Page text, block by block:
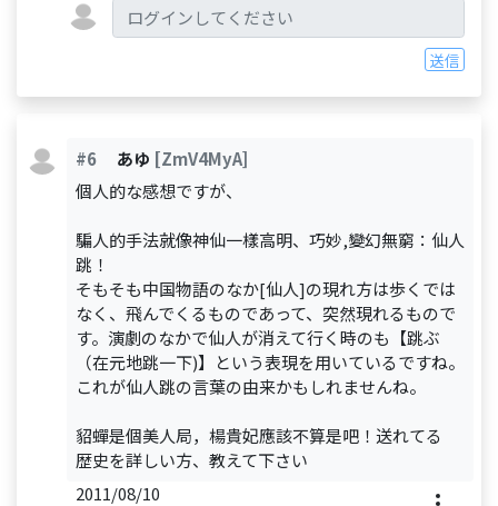
送信
#6あゆ [ZmV4MyA]
個人的な感想ですが、
騙人的手法就像神仙一樣高明、巧妙,變幻無窮：仙人
跳！
そもそも中国物語のなか[仙人]の現れ方は歩くでは
なく、飛んでくるものであって、突然現れるもので
す。演劇のなかで仙人が消えて行く時のも【跳ぶ
（在元地跳一下)】という表現を用いているですね。
これが仙人跳の言葉の由来かもしれませんね。
貂蟬是個美人局，楊貴妃應該不算是吧！送れてる
歴史を詳しい方、教えて下さい
2011/08/10